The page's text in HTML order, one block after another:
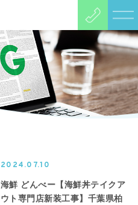
2024.07.10
海鮮 どんべー【海鮮丼テイクア
ウト専門店新装工事】千葉県柏